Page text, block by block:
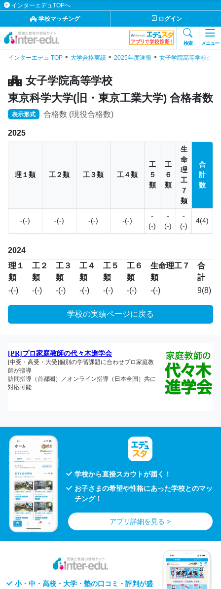
インターエデュTOPへ
学校マッチング
ログイン
検索 メニュー
インターエデュ TOP 大学合格実績 2025年度速報 女子学院高等学校の合
女子学院高等学校
東京科学大学(旧・東京工業大学) 合格者数
表示形式 合格数 (現役合格数)
2025
理１類 工２類 工３類 工４類
工
５
類
工
６
類
生
命
理
工
７
類
合
計
数
-(-) -(-) -(-) -(-)
-
(-)
-
(-)
-
(-)
4(4)
2024
理１
類
工２
類
工３
類
工４
類
工５
類
工６
類
生命理工７
類
合
計
-(-)
-(-) -(-) -(-) -(-) -(-) -(-) 9(8)
学校の実績ページに戻る
学校から直接スカウトが届く！
お子さまの希望や性格にあった学校とのマッ
チング！
アプリ詳細を見る >
小・中・高校・大学・塾の口コミ・評判が盛